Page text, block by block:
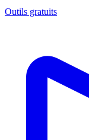
Outils gratuits